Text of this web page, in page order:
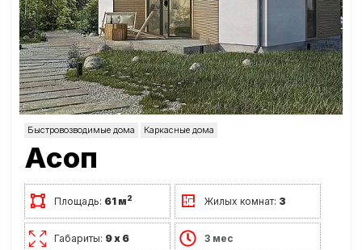
Быстровозводимые дома Каркасные дома
Асоп
Площадь: 61 м2 Жилых комнат: 3
Габариты: 9 х 6 3 мес